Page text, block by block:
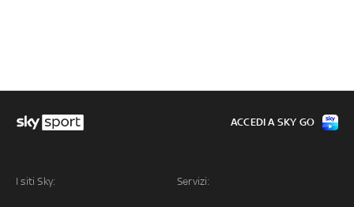
I siti Sky: Servizi:
ACCEDI A SKY GO